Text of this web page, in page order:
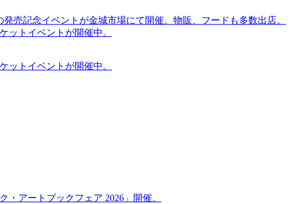
売記念イベントが金城市場にて開催。物販、フードも多数出店。
ットイベントが開催中。
ットイベントが開催中。
アートブックフェア 2026」開催。